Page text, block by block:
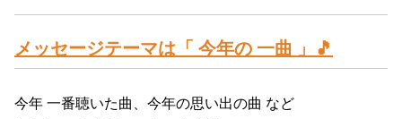
メッセージテーマは「 今年の 一曲 」🎵
今年 一番聴いた曲、今年の思い出の曲 など